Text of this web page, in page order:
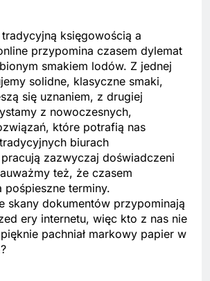
księgowością a
przypomina czasem dylemat
smakiem lodów. Z jednej
solidne, klasyczne smaki,
się uznaniem, z drugiej
z nowoczesnych,
które potrafią nas
biurach
zazwyczaj doświadczeni
też, że czasem
pośpieszne terminy.
skany dokumentów przypominają
ery internetu, więc kto z nas nie
pachniał markowy papier w